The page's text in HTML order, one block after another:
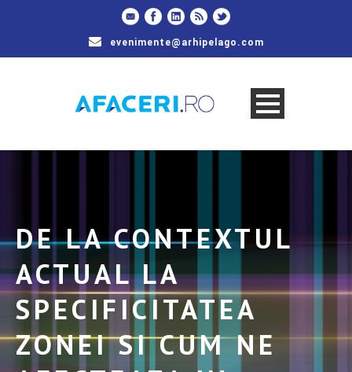
evenimente@arhipelago.com
DE LA CONTEXTUL
ACTUAL LA
SPECIFICITATEA
ZONEI SI CUM NE